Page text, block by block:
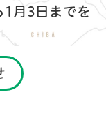
月3日までを